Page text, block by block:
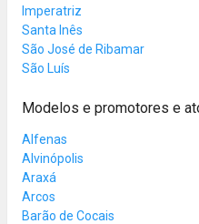
Imperatriz
Santa Inês
São José de Ribamar
São Luís
Modelos e promotores e
Alfenas
Alvinópolis
Araxá
Arcos
Barão de Cocais